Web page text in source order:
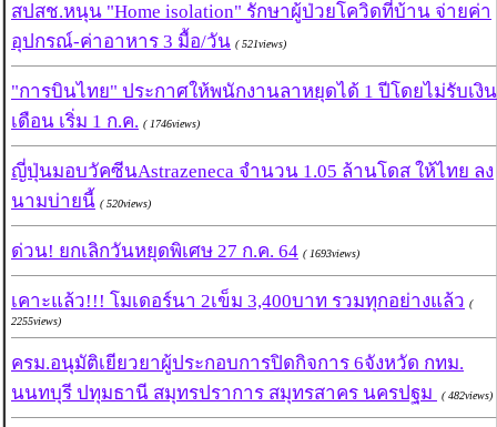
สปสช.หนุน "Home isolation" รักษาผู้ป่วยโควิดที่บ้าน จ่ายค่า
อุปกรณ์-ค่าอาหาร 3 มื้อ/วัน ( 521views)
"การบินไทย" ประกาศให้พนักงานลาหยุดได้ 1 ปีโดยไม่รับเงิน
เดือน เริ่ม 1 ก.ค. ( 1746views)
ญี่ปุ่นมอบวัคซีนAstrazeneca จำนวน 1.05 ล้านโดส ให้ไทย ลง
นามบ่ายนี้ ( 520views)
ด่วน! ยกเลิกวันหยุดพิเศษ 27 ก.ค. 64 ( 1693views)
เคาะแล้ว!!! โมเดอร์นา 2เข็ม 3,400บาท รวมทุกอย่างแล้ว (
2255views)
ครม.อนุมัติเยียวยาผู้ประกอบการปิดกิจการ 6จังหวัด กทม.
นนทบุรี ปทุมธานี สมุทรปราการ สมุทรสาคร นครปฐม
( 482views)